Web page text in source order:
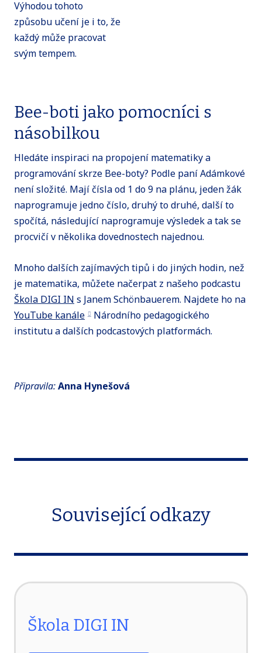
Výhodou tohoto
způsobu učení je i to, že
každý může pracovat
svým tempem.
Bee-boti jako pomocníci s
násobilkou
Hledáte inspiraci na propojení matematiky a
programování skrze Bee-boty? Podle paní Adámkové
není složité. Mají čísla od 1 do 9 na plánu, jeden žák
naprogramuje jedno číslo, druhý to druhé, další to
spočítá, následující naprogramuje výsledek a tak se
procvičí v několika dovednostech najednou.
Mnoho dalších zajímavých tipů i do jiných hodin, než
je matematika, můžete načerpat z našeho podcastu
Škola DIGI IN s Janem Schönbauerem. Najdete ho na
YouTube kanále Národního pedagogického
institutu a dalších podcastových platformách.
Připravila:Anna Hynešová
Související odkazy
Škola DIGI IN